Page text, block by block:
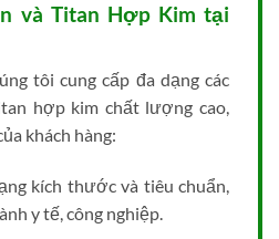
và Titan Hợp Kim tại
tôi cung cấp đa dạng các
hợp kim chất lượng cao,
khách hàng:
kích thước và tiêu chuẩn,
y tế, công nghiệp.